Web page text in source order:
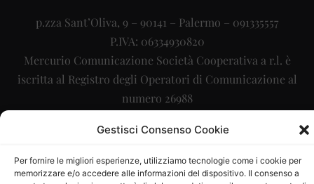
Gestisci Consenso Cookie
Per fornire le migliori esperienze, utilizziamo tecnologie come i cookie per
memorizzare e/o accedere alle informazioni del dispositivo. Il consenso a
p.zza Sant’Oliva, 9 – 90141 – Palermo – 091335557
P.IVA: 06334930820
Mercurio Comunicazione Società Cooperativa a r.l. è
iscritta al Registro degli Operatori di Comunicazione al
numero 26988
Sito gestito daLa Digitale srl–info@ladigitale.it